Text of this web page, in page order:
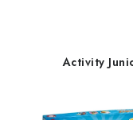
Activity